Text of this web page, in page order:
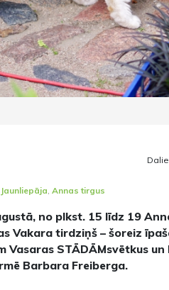
Jaunliepāja, Annas tirgus
no plkst. 15 līdz 19
Vakara tirdziņš – šoreiz
Vasaras STĀDĀMsvētkus
Barbara Freiberga.